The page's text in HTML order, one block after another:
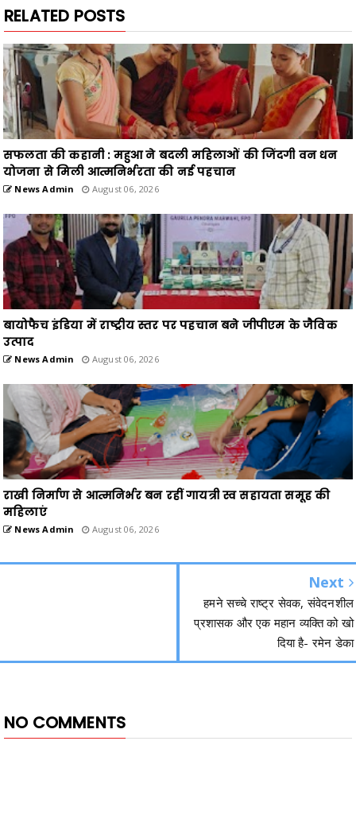
RELATED POSTS
सफलता की कहानी : महुआ ने बदली महिलाओं की जिंदगी वन धन
योजना से मिली आत्मनिर्भरता की नई पहचान
News Admin August 06, 2026
बायोफैच इंडिया में राष्ट्रीय स्तर पर पहचान बने जीपीएम के जैविक
उत्पाद
News Admin August 06, 2026
राखी निर्माण से आत्मनिर्भर बन रहीं गायत्री स्व सहायता समूह की
महिलाएं
News Admin August 06, 2026
Next
हमने सच्चे राष्ट्र सेवक, संवेदनशील
प्रशासक और एक महान व्यक्ति को खो
दिया है- रमेन डेका
NO COMMENTS